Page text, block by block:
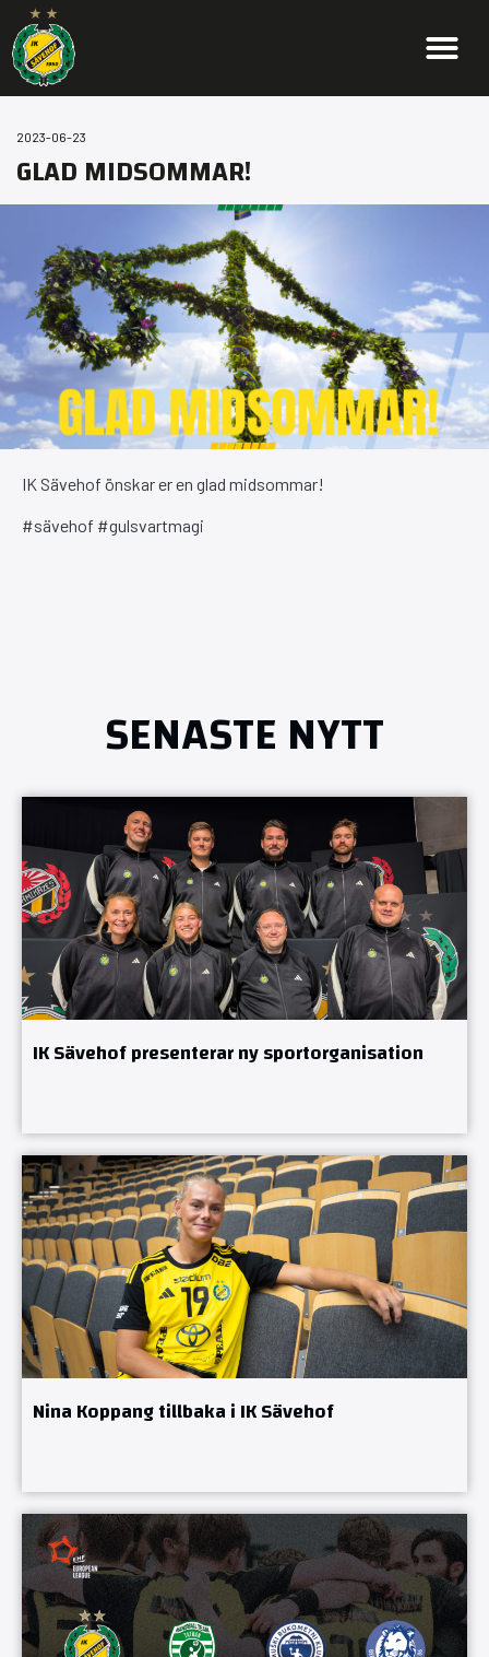
2023-06-23
GLAD MIDSOMMAR!
IK Sävehof önskar er en glad midsommar!
#sävehof #gulsvartmagi
SENASTE NYTT
IK Sävehof presenterar ny sportorganisation
Nina Koppang tillbaka i IK Sävehof